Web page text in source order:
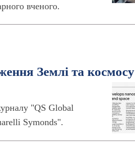
вченого.
Землі та космосу
"QS Global
Symonds".